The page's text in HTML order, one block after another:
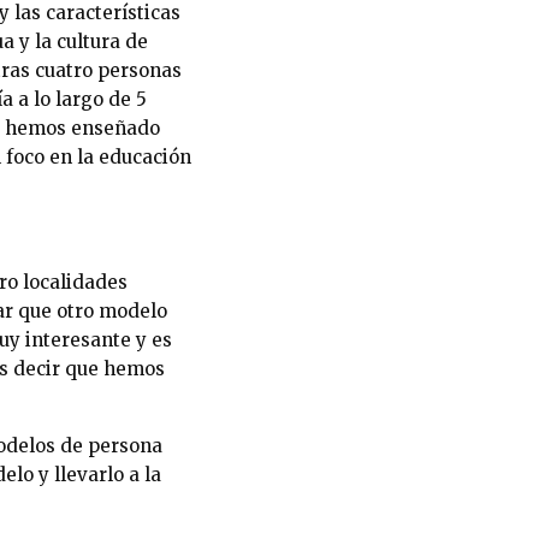
las características
y la cultura de
cuatro personas
a lo largo de 5
enseñado
en la educación
localidades
que otro modelo
interesante y es
decir que hemos
de persona
y llevarlo a la